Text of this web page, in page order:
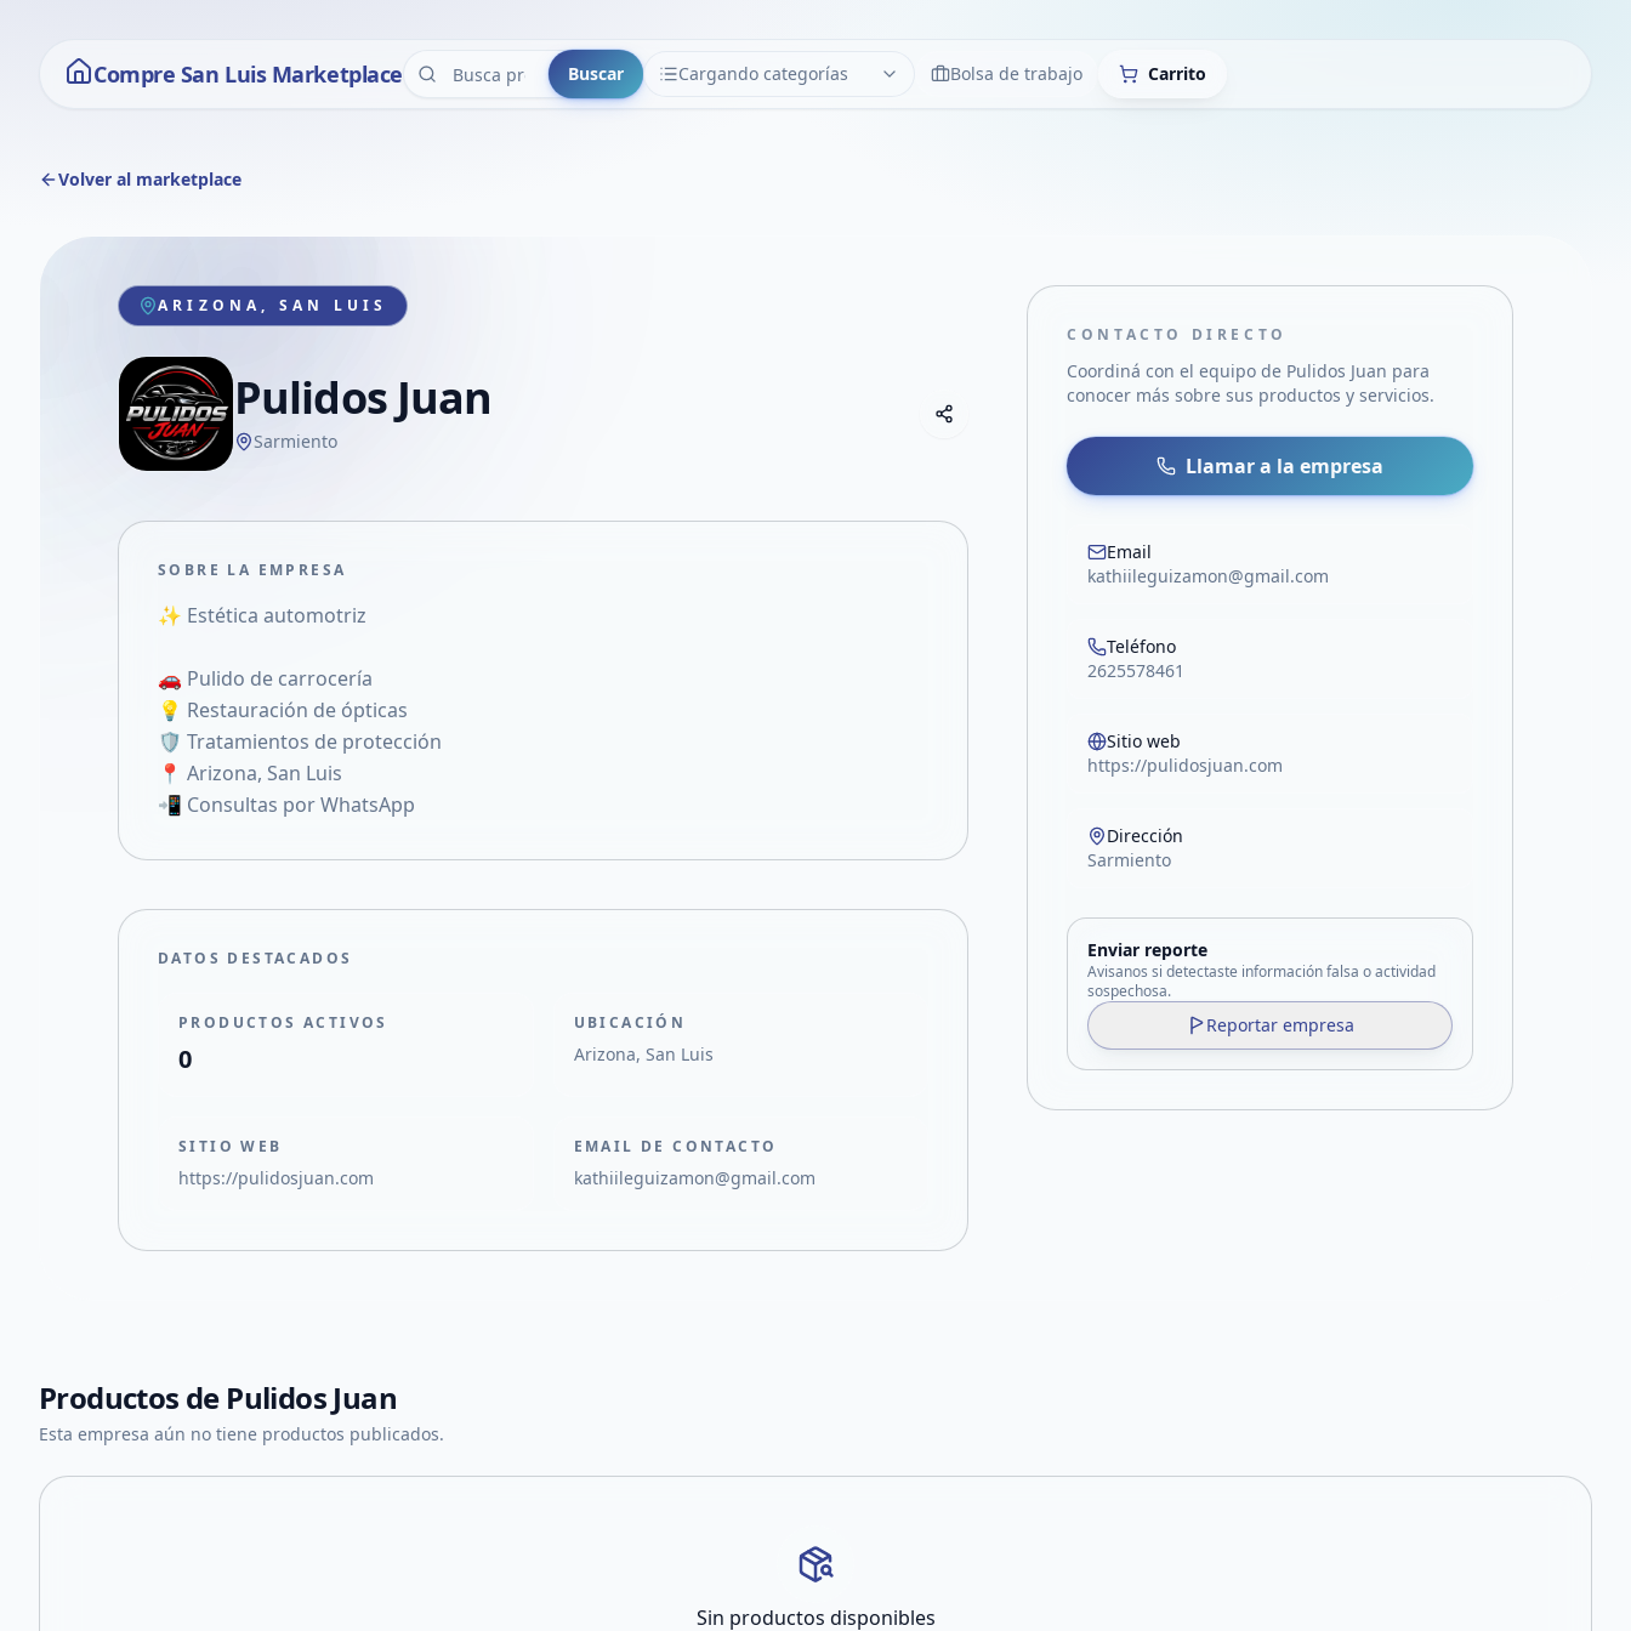
Compre San Luis Marketplace Buscar Cargando categorías
CATEGORÍAS LimpiarBolsa de trabajo Carrito
Volver al marketplace
ARIZONA, SAN LUIS
Pulidos Juan
Sarmiento
Compartir empresa
Compartir por WhatsApp
Compartir por mail
Compartir en Facebook
SOBRE LA EMPRESA
✨ Estética automotriz
🚗 Pulido de carrocería
💡 Restauración de ópticas
🛡️ Tratamientos de protección
📍 Arizona, San Luis
📲 Consultas por WhatsApp
DATOS DESTACADOS
PRODUCTOS ACTIVOS
0
UBICACIÓN
Arizona, San Luis
SITIO WEB
https://pulidosjuan.com
EMAIL DE CONTACTO
kathiileguizamon@gmail.com
CONTACTO DIRECTO
Coordiná con el equipo de Pulidos Juan para
conocer más sobre sus productos y servicios.
Llamar a la empresa
Email
kathiileguizamon@gmail.com
Teléfono
2625578461
Sitio web
https://pulidosjuan.com
Dirección
Sarmiento
Enviar reporte
Avisanos si detectaste información falsa o actividad
sospechosa.
Reportar empresa
Productos de Pulidos Juan
Esta empresa aún no tiene productos publicados.
Sin productos disponibles